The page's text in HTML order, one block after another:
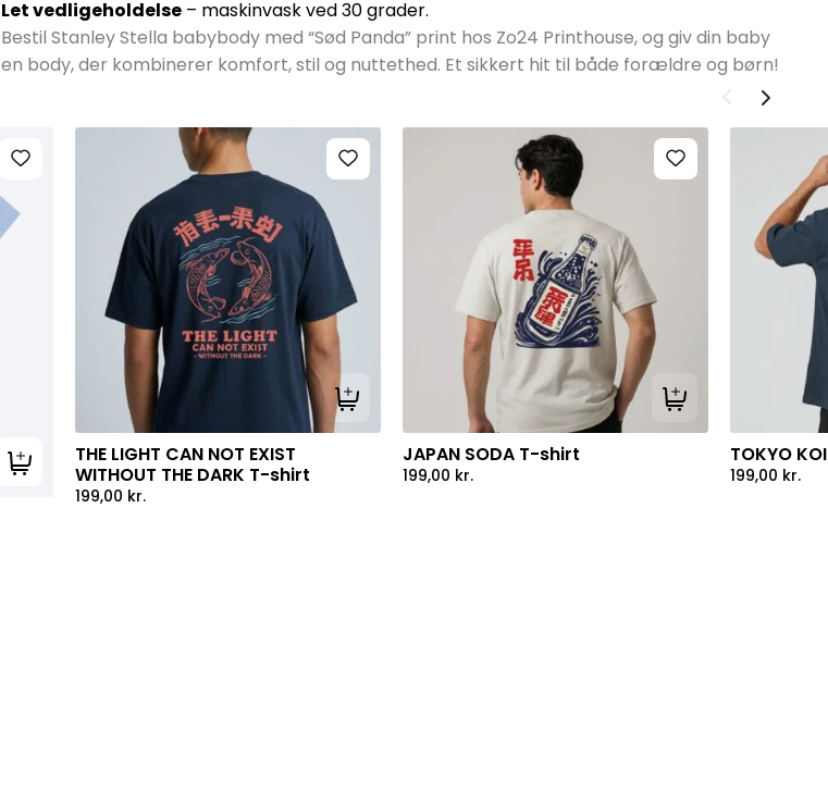
Let vedligeholdelse– maskinvask ved 30 grader.
Bestil Stanley Stella babybody med “Sød Panda” print hos Zo24 Printhouse, og giv din baby
en body, der kombinerer komfort, stil og nuttethed. Et sikkert hit til både forældre og børn!
Tilføj til kurv
Tilføj til kurv
THE LIGHT CAN NOT EXIST
WITHOUT THE DARK T-shirt
199,00 kr.
Tilføj til kurv
JAPAN SODA T-shirt
199,00 kr.
TOKYO
199,00 kr.